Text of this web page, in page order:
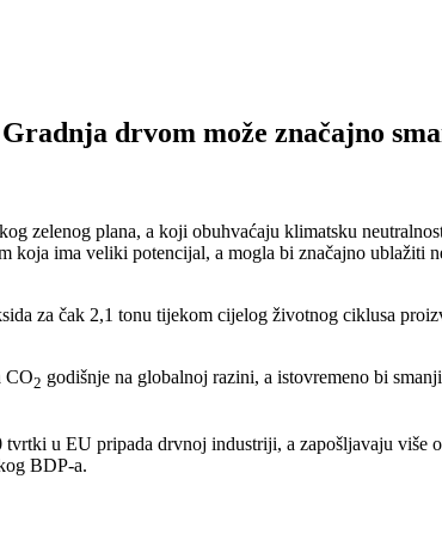
drvom može značajno
zelenog plana, a koji obuhvaćaju klimatsku
koja ima veliki potencijal, a mogla bi značajno ublažiti
za čak 2,1 tonu tijekom cijelog životnog ciklusa
CO2 godišnje na globalnoj razini, a istovremeno bi
u EU pripada drvnoj industriji, a zapošljavaju više
BDP-a.